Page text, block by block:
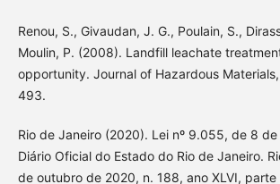
Renou, S., Givaudan, J. G., Poulain, S.,
Moulin, P. (2008). Landfill leachate
opportunity. Journal of Hazardous
493.
Rio de Janeiro (2020). Lei nº 9.055, de 8
Diário Oficial do Estado do Rio de Janeiro.
de outubro de 2020, n. 188, ano XLVI, parte